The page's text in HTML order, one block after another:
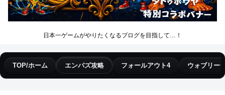
日本一ゲームがやりたくなるブログを目指して…！
TOP/ホーム エンパズ攻略 フォールアウト4 ウォブリー